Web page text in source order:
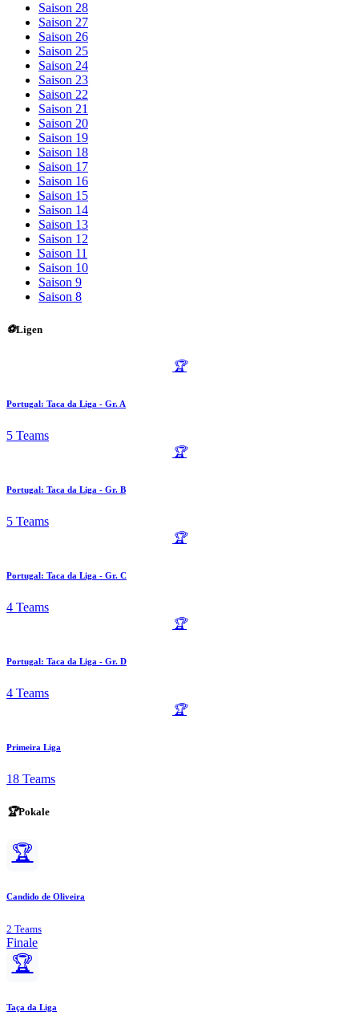
Saison 28
Saison 27
Saison 26
Saison 25
Saison 24
Saison 23
Saison 22
Saison 21
Saison 20
Saison 19
Saison 18
Saison 17
Saison 16
Saison 15
Saison 14
Saison 13
Saison 12
Saison 11
Saison 10
Saison 9
Saison 8
⚽Ligen
🏆
Portugal: Taca da Liga - Gr. A
5 Teams
🏆
Portugal: Taca da Liga - Gr. B
5 Teams
🏆
Portugal: Taca da Liga - Gr. C
4 Teams
🏆
Portugal: Taca da Liga - Gr. D
4 Teams
🏆
Primeira Liga
18 Teams
🏆Pokale
🏆
Candido de Oliveira
2 Teams
Finale
🏆
Taça da Liga